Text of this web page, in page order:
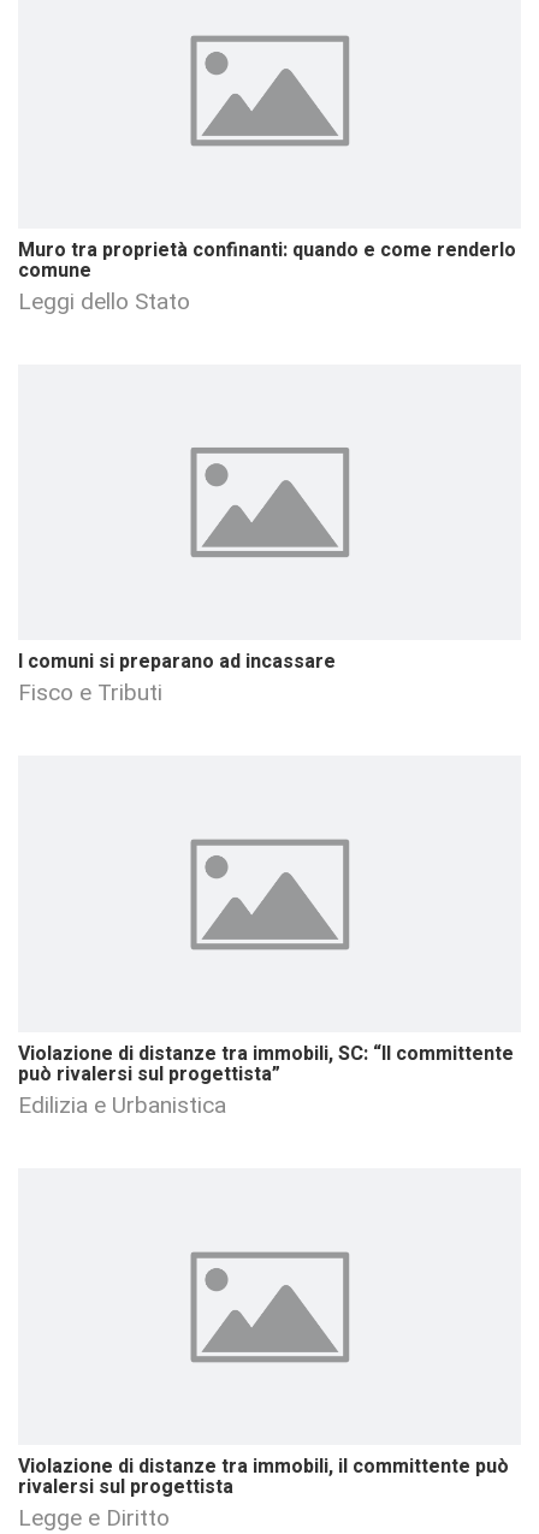
Muro tra proprietà confinanti: quando e come renderlo
comune
Leggi dello Stato
I comuni si preparano ad incassare
Fisco e Tributi
Violazione di distanze tra immobili, SC: “Il committente
può rivalersi sul progettista”
Edilizia e Urbanistica
Violazione di distanze tra immobili, il committente può
rivalersi sul progettista
Legge e Diritto